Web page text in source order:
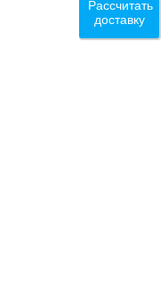
Рассчитать
доставку